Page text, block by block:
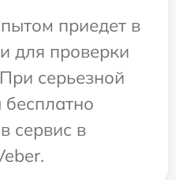
приедет в
для проверки
серьезной
сервис в